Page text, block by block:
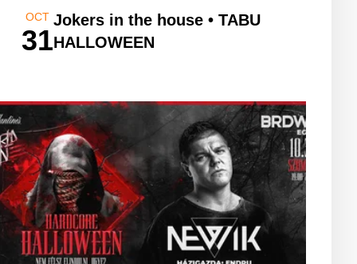
OCT
31
Jokers in the house • TABU
HALLOWEEN